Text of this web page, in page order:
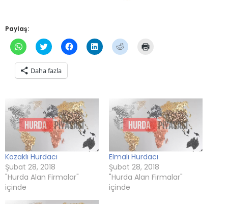
Paylaş:
WhatsApp'ta
paylaşmak
tıklayın
(Yeni
pencerede
Twitter
üzerinde
için
tıklayın
(Yeni
Facebook'ta
paylaşmak
Linkedln
üzerinden
Reddit
üzerinde
Daha fazla
Kozaklı Hurdacı
Şubat 28, 2018
"Hurda Alan Firmalar"
içinde
Elmalı Hurdacı
Şubat 28, 2018
"Hurda Alan Firmalar"
içinde